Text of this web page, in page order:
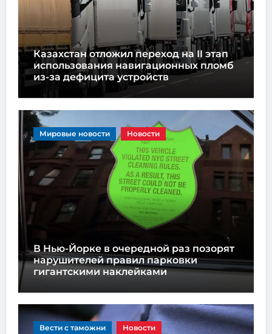
Казахстан отложил переход на II этап
использования навигационных пломб
из-за дефицита устройств
Мировые новости Новости
В Нью-Йорке в очередной раз позорят
нарушителей правил парковки
гигантскими наклейками
Вести с таможни Новости